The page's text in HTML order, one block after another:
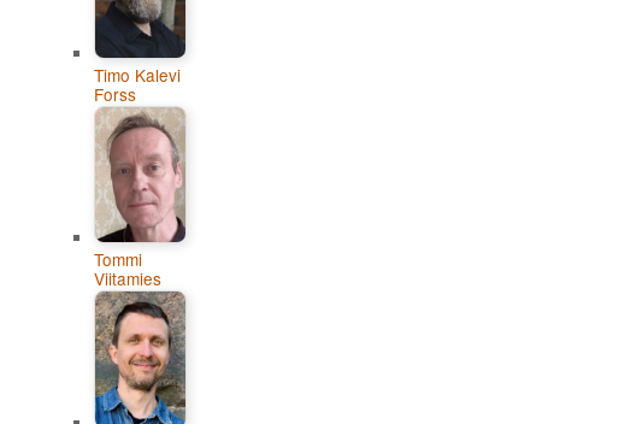
Timo Kalevi
Forss
Tommi
Viitamies